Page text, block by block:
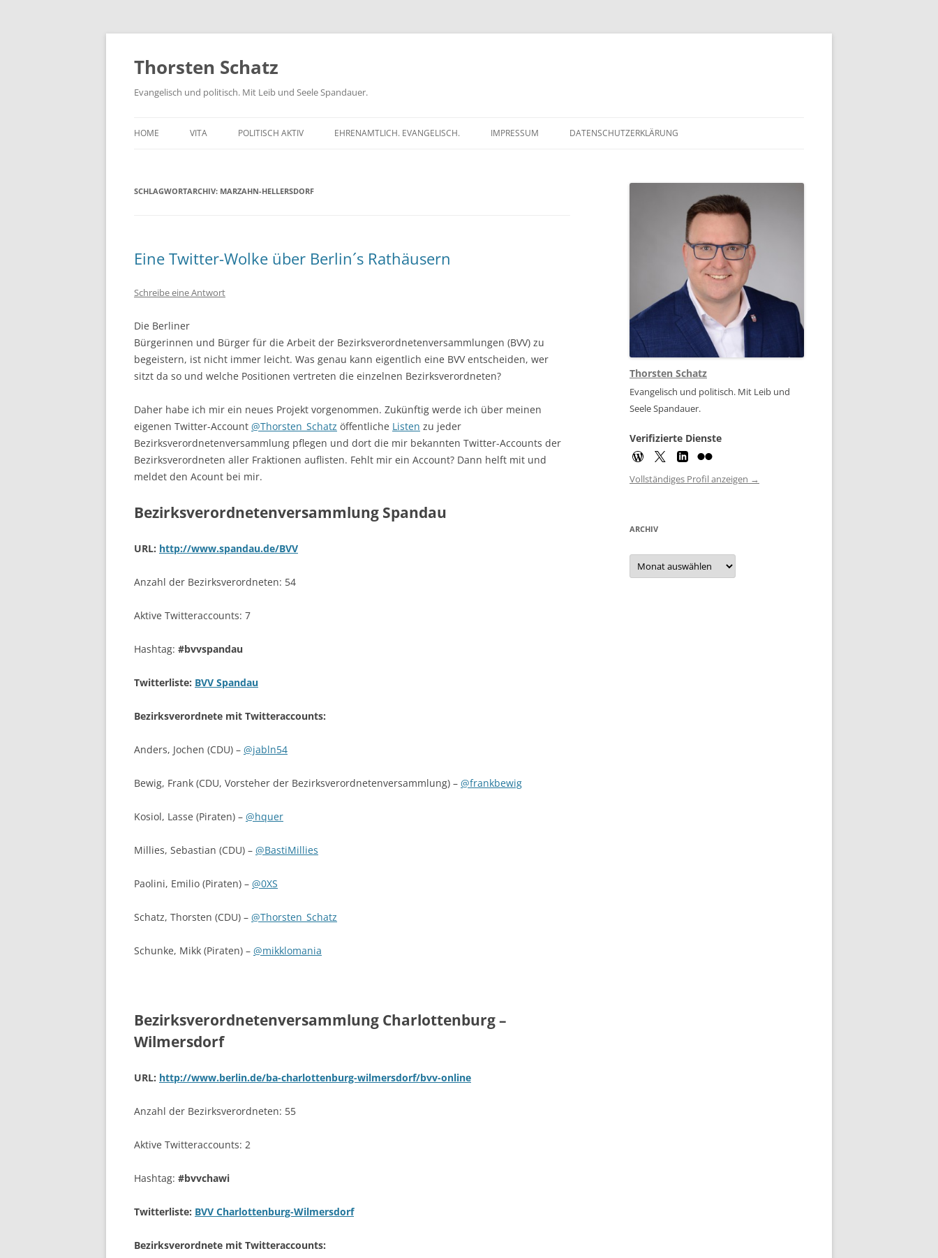
Zum
springen
Thorsten Schatz
Evangelisch und politisch. Mit Leib und Seele Spandauer.
HOME VITA POLITISCH AKTIV
SCHRIFTLICHE ANFRAGEN
EHRENAMTLICH. EVANGELISCH. IMPRESSUM DATENSCHUTZERKLÄRUNG
SCHLAGWORTARCHIV: MARZAHN-HELLERSDORF
Eine Twitter-Wolke über Berlin´s Rathäusern
Schreibe eine Antwort
Die Berliner
Bürgerinnen und Bürger für die Arbeit der Bezirksverordnetenversammlungen (BVV) zu
begeistern, ist nicht immer leicht. Was genau kann eigentlich eine BVV entscheiden, wer
sitzt da so und welche Positionen vertreten die einzelnen Bezirksverordneten?
Daher habe ich mir ein neues Projekt vorgenommen. Zukünftig werde ich über meinen
eigenen Twitter-Account @Thorsten_Schatz öffentliche Listen zu jeder
Bezirksverordnetenversammlung pflegen und dort die mir bekannten Twitter-Accounts der
Bezirksverordneten aller Fraktionen auflisten. Fehlt mir ein Account? Dann helft mit und
meldet den Acount bei mir.
Bezirksverordnetenversammlung Spandau
URL: http://www.spandau.de/BVV
Anzahl der Bezirksverordneten: 54
Aktive Twitteraccounts: 7
Hashtag: #bvvspandau
Twitterliste: BVV Spandau
Bezirksverordnete mit Twitteraccounts:
Anders, Jochen (CDU) – @jabln54
Bewig, Frank (CDU, Vorsteher der Bezirksverordnetenversammlung) – @frankbewig
Kosiol, Lasse (Piraten) – @hquer
Millies, Sebastian (CDU) – @BastiMillies
Paolini, Emilio (Piraten) – @0XS
Schatz, Thorsten (CDU) – @Thorsten_Schatz
Schunke, Mikk (Piraten) – @mikklomania
Bezirksverordnetenversammlung Charlottenburg –
Wilmersdorf
URL: http://www.berlin.de/ba-charlottenburg-wilmersdorf/bvv-online
Anzahl der Bezirksverordneten: 55
Aktive Twitteraccounts: 2
Hashtag: #bvvchawi
Twitterliste: BVV Charlottenburg-Wilmersdorf
Bezirksverordnete mit Twitteraccounts:
Thorsten Schatz
Evangelisch und politisch. Mit Leib und
Seele Spandauer.
Verifizierte Dienste
Vollständiges Profil anzeigen →
ARCHIV
Archiv